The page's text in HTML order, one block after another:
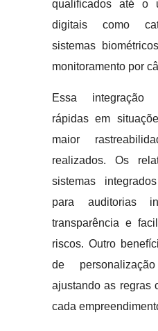
qualificados até o
digitais como
sistemas
monitoramento por
Essa integração
rápidas em
maior
realizados. Os
sistemas
para auditorias
transparência e
riscos. Outro
de
ajustando as regras
cada